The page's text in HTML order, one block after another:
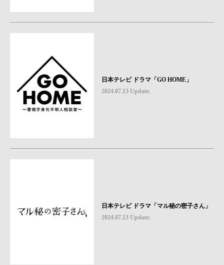
日本テレビ ドラマ「GO HOME」
2024.07.13 Update.
日本テレビ ドラマ「マル秘の密子さん」
2024.07.13 Update.